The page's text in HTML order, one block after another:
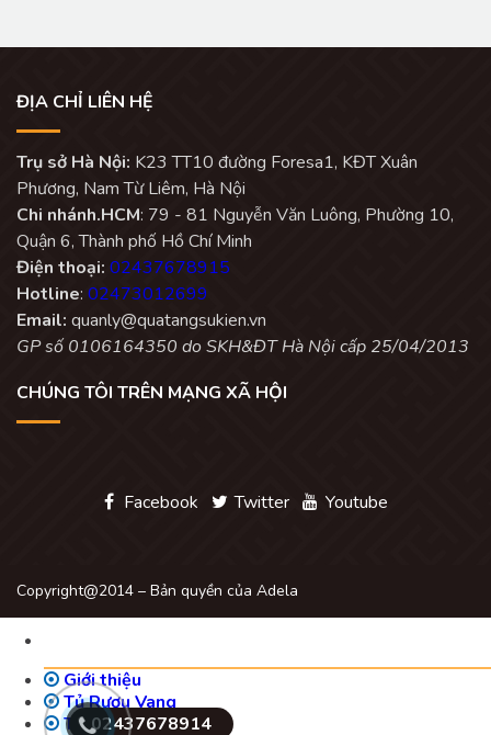
02437678914
ĐỊA CHỈ LIÊN HỆ
Trụ sở Hà Nội: K23 TT10 đường Foresa1, KĐT Xuân
Phương, Nam Từ Liêm, Hà Nội
Chi nhánh.HCM: 79 - 81 Nguyễn Văn Luông, Phường 10,
Quận 6, Thành phố Hồ Chí Minh
Điện thoại: 02437678915
Hotline: 02473012699
Email: quanly@quatangsukien.vn
GP số 0106164350 do SKH&ĐT Hà Nội cấp 25/04/2013
CHÚNG TÔI TRÊN MẠNG XÃ HỘI
Facebook Twitter Youtube
Copyright@2014 – Bản quyền của Adela
Giới thiệu
Tủ Rượu Vang
Tủ rượu vang mini